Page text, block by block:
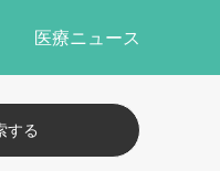
医療ニュース